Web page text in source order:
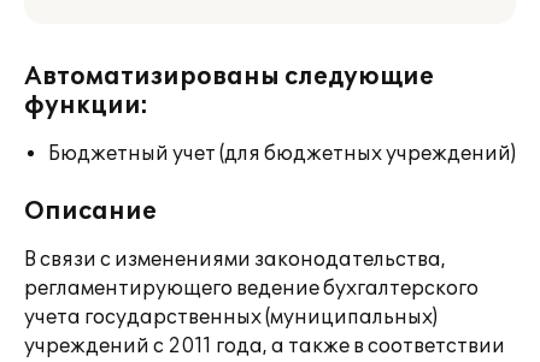
Автоматизированы следующие
функции:
Бюджетный учет (для бюджетных учреждений)
Описание
В связи с изменениями законодательства,
регламентирующего ведение бухгалтерского
учета государственных (муниципальных)
учреждений с 2011 года, а также в соответствии